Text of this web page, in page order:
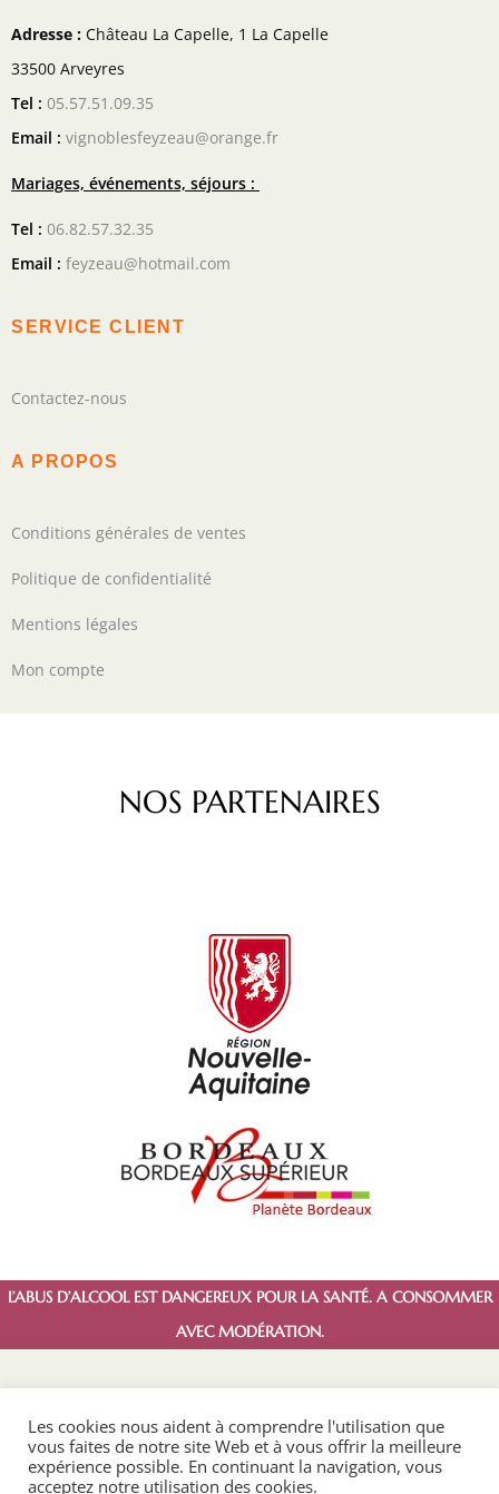
Adresse : Château La Capelle, 1 La Capelle
33500 Arveyres
Tel : 05.57.51.09.35
Email : vignoblesfeyzeau@orange.fr
Mariages, événements, séjours :
Tel : 06.82.57.32.35
Email : feyzeau@hotmail.com
SERVICE CLIENT
Contactez-nous
A PROPOS
Conditions générales de ventes
Politique de confidentialité
Mentions légales
Mon compte
NOS PARTENAIRES
L’ABUS D’ALCOOL EST DANGEREUX POUR LA SANTÉ. A CONSOMMER
AVEC MODÉRATION.
Les cookies nous aident à comprendre l'utilisation que
vous faites de notre site Web et à vous offrir la meilleure
expérience possible. En continuant la navigation, vous
acceptez notre utilisation des cookies.